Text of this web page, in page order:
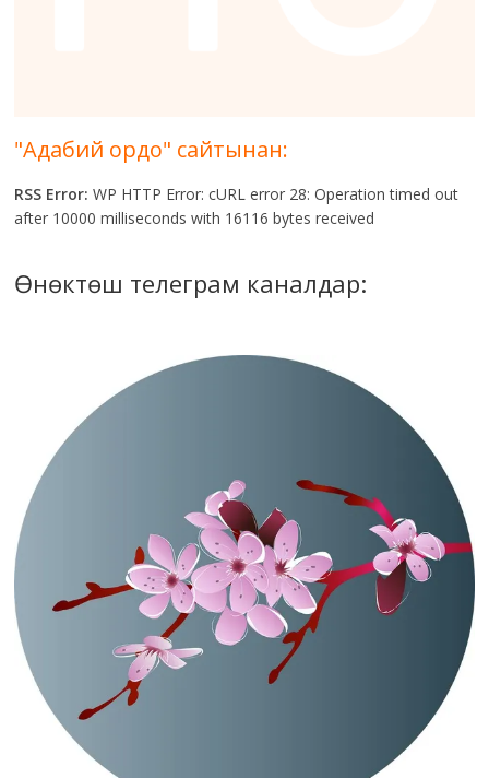
"Адабий ордо" сайтынан:
RSS Error: WP HTTP Error: cURL error 28: Operation timed out
after 10000 milliseconds with 16116 bytes received
Өнөктөш телеграм каналдар: